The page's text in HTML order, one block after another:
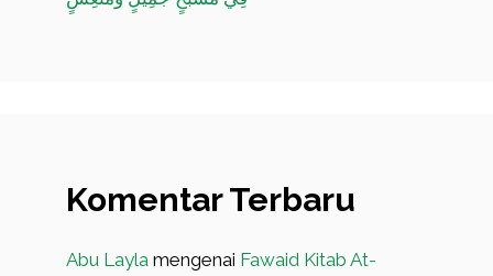
Komentar Terbaru
Abu Layla mengenai Fawaid Kitab At-